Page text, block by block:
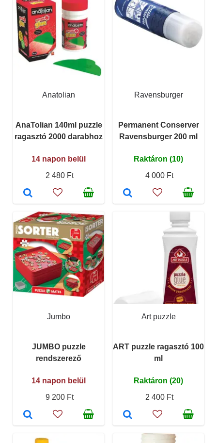
Anatolian
AnaTolian 140ml puzzle
ragasztó 2000 darabhoz
14 napon belül
2 480 Ft
Ravensburger
Permanent Conserver
Ravensburger 200 ml
Raktáron (10)
4 000 Ft
Jumbo
JUMBO puzzle
rendszerező
14 napon belül
9 200 Ft
Art puzzle
ART puzzle ragasztó 100
ml
Raktáron (20)
2 400 Ft